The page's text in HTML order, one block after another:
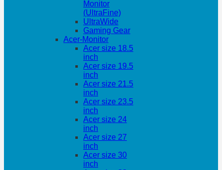
Monitor
(UltraFine)
UltraWide
Gaming Gear
Acer-Monitor
Acer size 18.5
inch
Acer size 19.5
inch
Acer size 21.5
inch
Acer size 23.5
inch
Acer size 24
inch
Acer size 27
inch
Acer size 30
inch